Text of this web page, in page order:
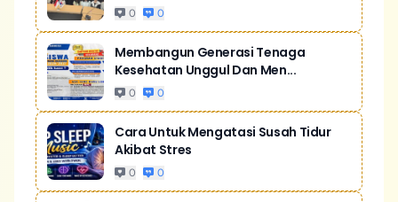
0 0
Membangun Generasi Tenaga
Kesehatan Unggul Dan Men...
0 0
Cara Untuk Mengatasi Susah Tidur
Akibat Stres
0 0